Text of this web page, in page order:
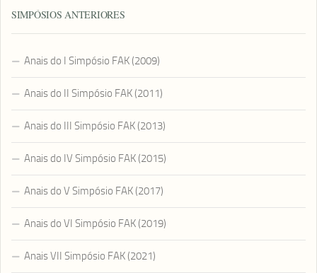
SIMPÓSIOS ANTERIORES
Anais do I Simpósio FAK (2009)
Anais do II Simpósio FAK (2011)
Anais do III Simpósio FAK (2013)
Anais do IV Simpósio FAK (2015)
Anais do V Simpósio FAK (2017)
Anais do VI Simpósio FAK (2019)
Anais VII Simpósio FAK (2021)